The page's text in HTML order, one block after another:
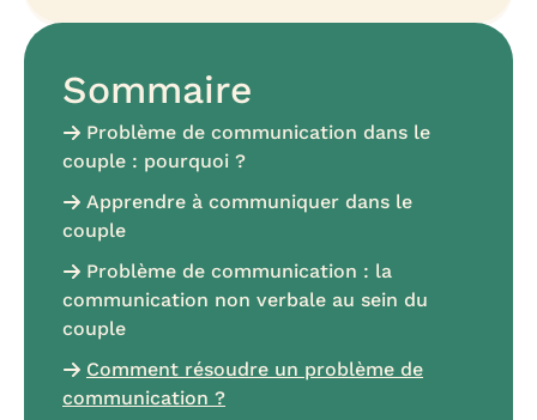
Sommaire
Problème de communication dans le
couple : pourquoi ?
Apprendre à communiquer dans le
couple
Problème de communication : la
communication non verbale au sein du
couple
Comment résoudre un problème de
communication ?